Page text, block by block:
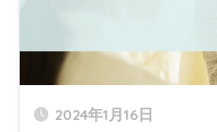
2024年1月16日